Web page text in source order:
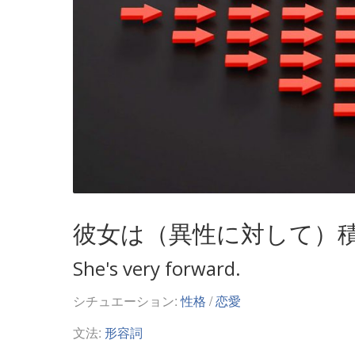
彼女は（異性に対して）
She's very forward.
シチュエーション:性格 /恋愛
文法: 形容詞